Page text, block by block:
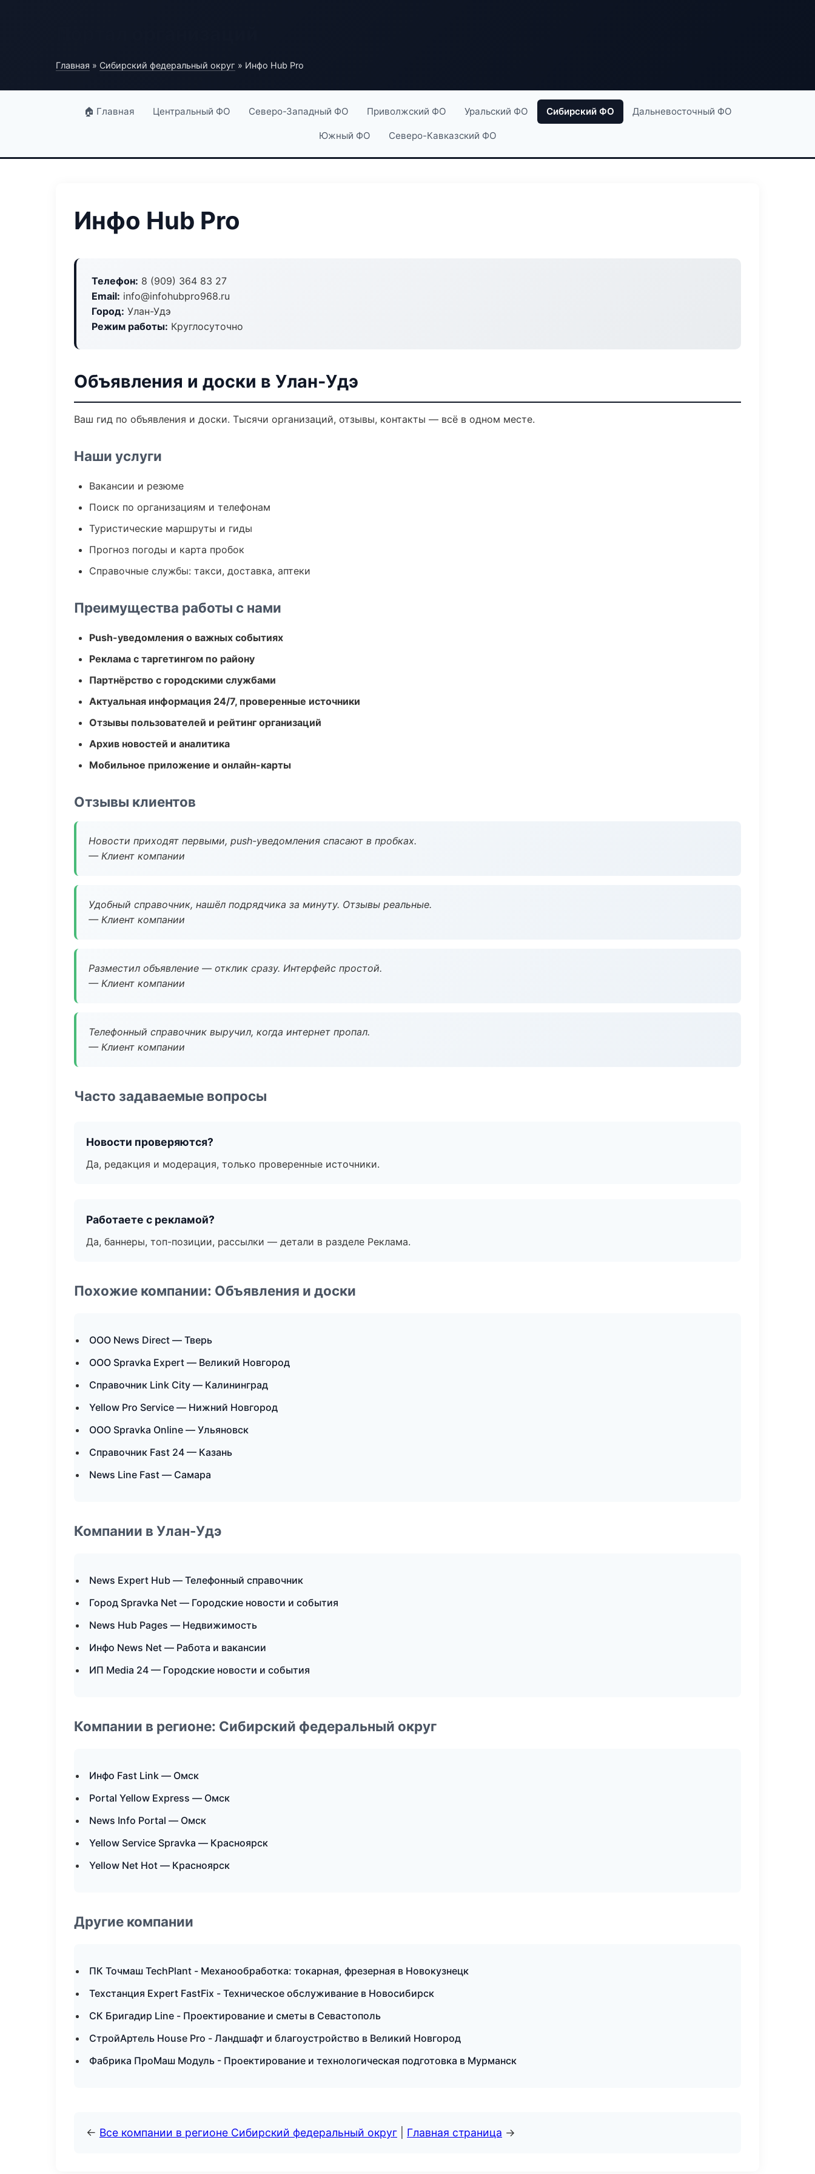
Главная » Сибирский федеральный округ » Инфо Hub Pro
🏠 Главная Центральный ФО Северо-Западный ФО Приволжский ФО Уральский ФО Сибирский ФО Дальневосточный ФО
Южный ФО Северо-Кавказский ФО
Инфо Hub Pro
Телефон: 8 (909) 364 83 27
Email: info@infohubpro968.ru
Город: Улан-Удэ
Режим работы: Круглосуточно
Объявления и доски в Улан-Удэ
Ваш гид по объявления и доски. Тысячи организаций, отзывы, контакты — всё в одном месте.
Наши услуги
Вакансии и резюме
Поиск по организациям и телефонам
Туристические маршруты и гиды
Прогноз погоды и карта пробок
Справочные службы: такси, доставка, аптеки
Преимущества работы с нами
Push-уведомления о важных событиях
Реклама с таргетингом по району
Партнёрство с городскими службами
Актуальная информация 24/7, проверенные источники
Отзывы пользователей и рейтинг организаций
Архив новостей и аналитика
Мобильное приложение и онлайн-карты
Отзывы клиентов
Новости приходят первыми, push-уведомления спасают в пробках.
— Клиент компании
Удобный справочник, нашёл подрядчика за минуту. Отзывы реальные.
— Клиент компании
Разместил объявление — отклик сразу. Интерфейс простой.
— Клиент компании
Телефонный справочник выручил, когда интернет пропал.
— Клиент компании
Часто задаваемые вопросы
Новости проверяются?
Да, редакция и модерация, только проверенные источники.
Работаете с рекламой?
Да, баннеры, топ-позиции, рассылки — детали в разделе Реклама.
Похожие компании: Объявления и доски
ООО News Direct — Тверь
ООО Spravka Expert — Великий Новгород
Справочник Link City — Калининград
Yellow Pro Service — Нижний Новгород
ООО Spravka Online — Ульяновск
Справочник Fast 24 — Казань
News Line Fast — Самара
Компании в Улан-Удэ
News Expert Hub — Телефонный справочник
Город Spravka Net — Городские новости и события
News Hub Pages — Недвижимость
Инфо News Net — Работа и вакансии
ИП Media 24 — Городские новости и события
Компании в регионе: Сибирский федеральный округ
Инфо Fast Link — Омск
Portal Yellow Express — Омск
News Info Portal — Омск
Yellow Service Spravka — Красноярск
Yellow Net Hot — Красноярск
Другие компании
ПК Точмаш TechPlant - Механообработка: токарная, фрезерная в Новокузнецк
Техстанция Expert FastFix - Техническое обслуживание в Новосибирск
СК Бригадир Line - Проектирование и сметы в Севастополь
СтройАртель House Pro - Ландшафт и благоустройство в Великий Новгород
Фабрика ПроМаш Модуль - Проектирование и технологическая подготовка в Мурманск
← Все компании в регионе Сибирский федеральный округ Главная страница →